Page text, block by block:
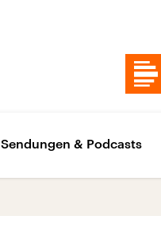
Sendungen & Podcasts